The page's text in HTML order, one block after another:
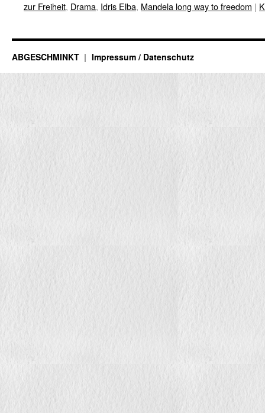
zur Freiheit, Drama, Idris Elba, Mandela long way to freedom |
ABGESCHMINKT Impressum / Datenschutz